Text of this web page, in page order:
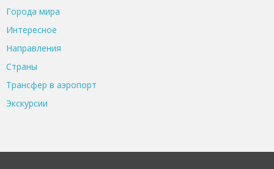
Города мира
Интересное
Направления
Страны
Трансфер в аэропорт
Экскурсии